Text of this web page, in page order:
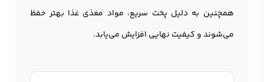
همچنین به دلیل پخت سریع، مواد مغذی غذا بهتر حفظ
می‌شوند و کیفیت نهایی افزایش می‌یابد.